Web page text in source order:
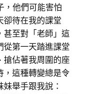
，他們可能害怕
卻待在我的課堂
甚至對「老師」這
從第一天踏進課堂
搶佔著我周圍的座
，這種轉變總是令
舉手跟我說：